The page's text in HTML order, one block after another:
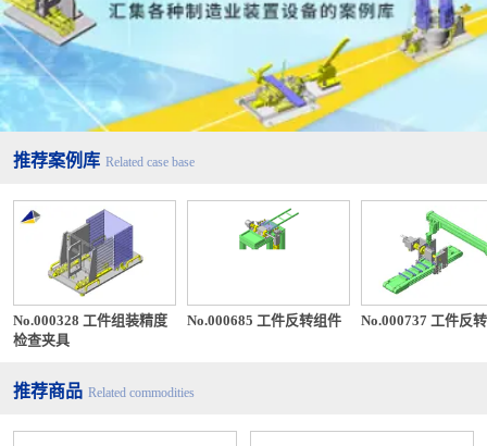
超过12
以下
±0.
弯曲
加工
6以下
超过6，30以
±0.5
超过30，120
以下
超过120，400
以下
±1.2
值。
※2
FSLAS・FSLBS・FSMAS・FSDAS・FSSBS・FSMCS这6种
推荐案例库 Related case base
No.000328 工件组装精度
检查夹具
No.000685 工件反转组件 No.000737 工件反
推荐商品 Related commodities